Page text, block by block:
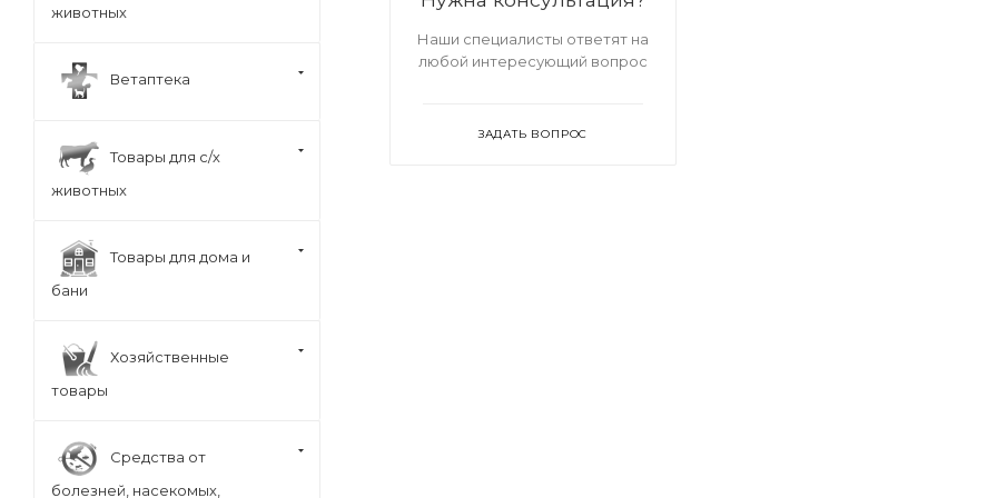
Наши специалисты ответят на
любой интересующий вопрос
ЗАДАТЬ ВОПРОС
животных
Ветаптека
Товары для с/х
животных
Товары для дома и
бани
Хозяйственные
товары
Средства от
болезней, насекомых,